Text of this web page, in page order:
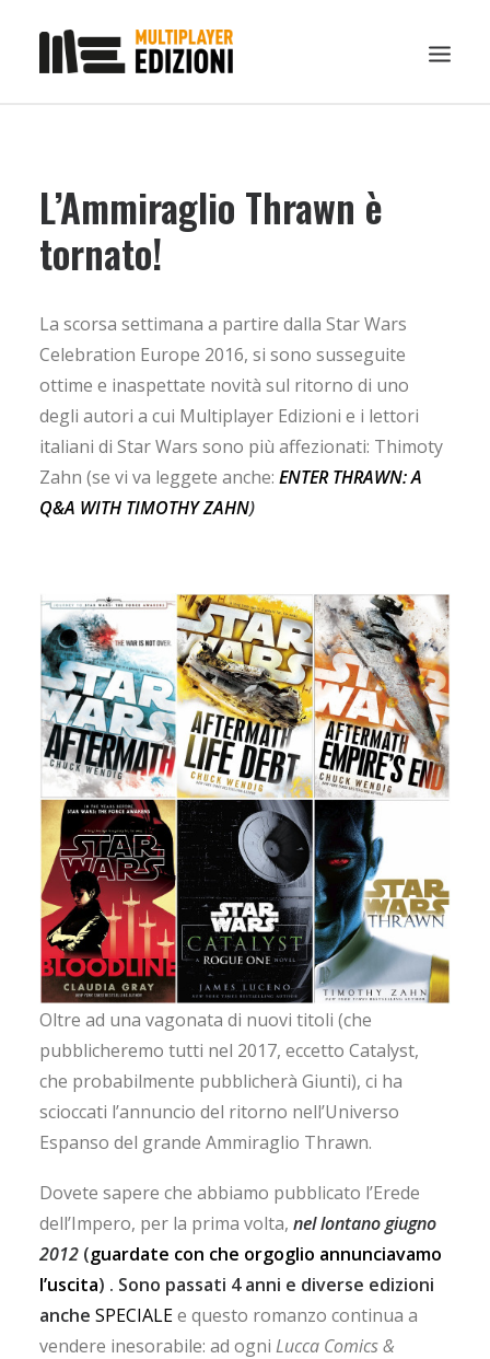
LIBRI
GUIDE STRATEGICHE
GADGET
CONTATTI
CHI SIAMO
DOWNLOAD
RICERCA
L’Ammiraglio Thrawn è
tornato!
La scorsa settimana a partire dalla Star Wars
Celebration Europe 2016, si sono susseguite
ottime e inaspettate novità sul ritorno di uno
degli autori a cui Multiplayer Edizioni e i lettori
italiani di Star Wars sono più affezionati: Thimoty
Zahn (se vi va leggete anche: ENTER THRAWN: A
Q&A WITH TIMOTHY ZAHN)
Oltre ad una vagonata di nuovi titoli (che
pubblicheremo tutti nel 2017, eccetto Catalyst,
che probabilmente pubblicherà Giunti), ci ha
scioccati l’annuncio del ritorno nell’Universo
Espanso del grande Ammiraglio Thrawn.
Dovete sapere che abbiamo pubblicato l’Erede
dell’Impero, per la prima volta, nel lontano giugno
2012 (guardate con che orgoglio annunciavamo
l’uscita) . Sono passati 4 anni e diverse edizioni
anche SPECIALEe questo romanzo continua a
vendere inesorabile: ad ogni Lucca Comics &